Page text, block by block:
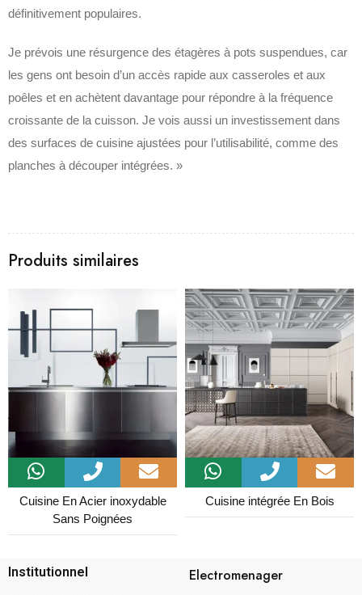
définitivement populaires.
Je prévois une résurgence des étagères à pots suspendues, car
les gens ont besoin d’un accès rapide aux casseroles et aux
poêles et en achètent davantage pour répondre à la fréquence
croissante de la cuisson. Je vois aussi un investissement dans
des surfaces de cuisine ajustées pour l’utilisabilité, comme des
planches à découper intégrées. »
Produits similaires
Cuisine En Acier inoxydable
Sans Poignées
Cuisine intégrée En Bois
Institutionnel Electromenager